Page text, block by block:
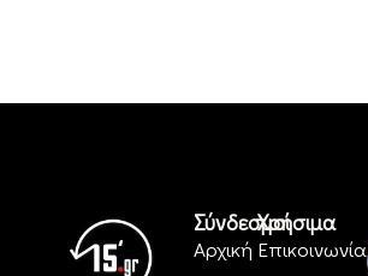
Σύνδεσμοι
Αρχική
Χρήσιμα
Επικοινωνία